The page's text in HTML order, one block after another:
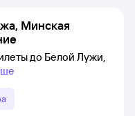
Минская
до Белой Лужи,